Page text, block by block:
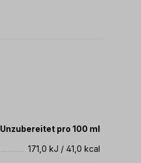
Unzubereitet pro 100 ml
171,0 kJ / 41,0 kcal